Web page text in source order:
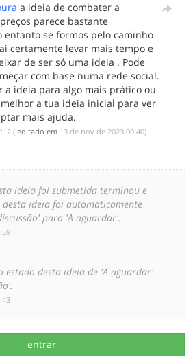
a ideia de combater a
parece bastante
entanto se formos pelo caminho
certamente levar mais tempo e
de ser só uma ideia . Pode
com base numa rede social.
a ideia para algo mais prático ou
a tua ideia inicial para ver
mais ajuda.
( editado em ‎13 de nov de 2023 00:40)
ideia foi submetida terminou e
ideia foi automaticamente
para 'A aguardar'.
estado desta ideia de 'A aguardar'
entrar